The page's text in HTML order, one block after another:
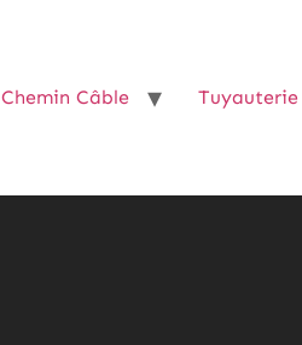
Chemin Câble Tuyauterie